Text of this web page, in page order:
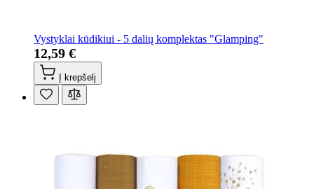
Vystyklai kūdikiui - 5 dalių komplektas "Glamping"
12,59 €
Į krepšelį